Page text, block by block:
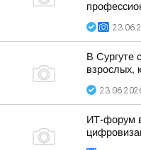
В Сургуте
взрослых,
ИТ-форум